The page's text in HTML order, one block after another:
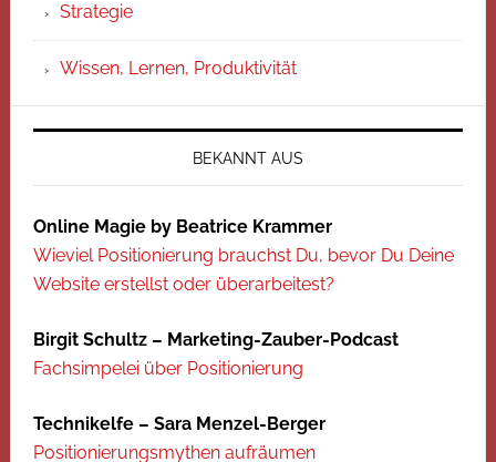
Strategie
Wissen, Lernen, Produktivität
BEKANNT AUS
Online Magie by Beatrice Krammer
Wieviel Positionierung brauchst Du, bevor Du Deine
Website erstellst oder überarbeitest?
Birgit Schultz – Marketing-Zauber-Podcast
Fachsimpelei über Positionierung
Technikelfe – Sara Menzel-Berger
Positionierungsmythen aufräumen